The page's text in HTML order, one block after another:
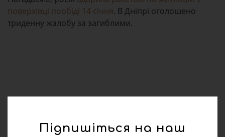
поверхівці пообіді 14 січня. В Дніпрі оголошено
триденну жалобу за загиблими.
Підпишіться на наш